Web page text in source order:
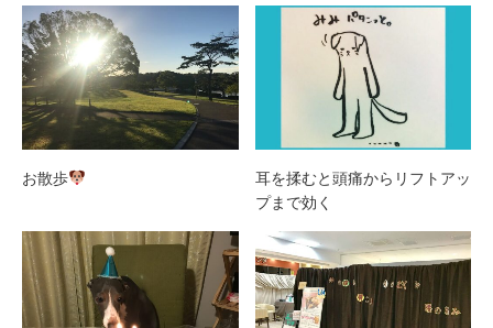
お散歩
耳を揉むと頭痛からリフトアッ
プまで効く